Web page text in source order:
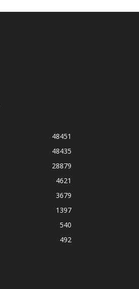
48451
48435
28879
4621
3679
1397
540
492